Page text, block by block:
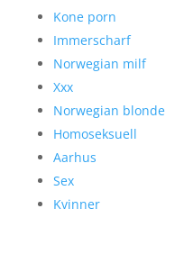
Kone porn
Immerscharf
Norwegian milf
Xxx
Norwegian blonde
Homoseksuell
Aarhus
Sex
Kvinner